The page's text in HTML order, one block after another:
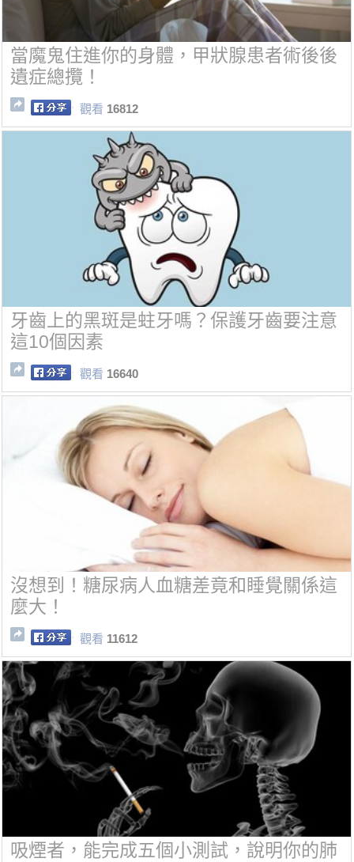
當魔鬼住進你的身體，甲狀腺患者術後後
遺症總攬！
觀看 16812
牙齒上的黑斑是蛀牙嗎？保護牙齒要注意
這10個因素
觀看 16640
沒想到！糖尿病人血糖差竟和睡覺關係這
麼大！
觀看 11612
吸煙者，能完成五個小測試，說明你的肺